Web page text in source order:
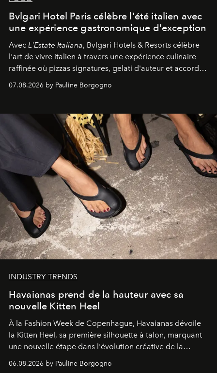
Bvlgari Hotel Paris célèbre l'été italien avec
une expérience gastronomique d'exception
Avec L'Estate Italiana, Bvlgari Hotels & Resorts célèbre
l'art de vivre italien à travers une expérience culinaire
raffinée où pizzas signatures, gelati d'auteur et accords
d'exception composent un véritable voyage sensoriel.
07.08.2026 by Pauline Borgogno
INDUSTRY TRENDS
Havaianas prend de la hauteur avec sa
nouvelle Kitten Heel
À la Fashion Week de Copenhague, Havaianas dévoile
la Kitten Heel, sa première silhouette à talon, marquant
une nouvelle étape dans l'évolution créative de la
06.08.2026 by Pauline Borgogno